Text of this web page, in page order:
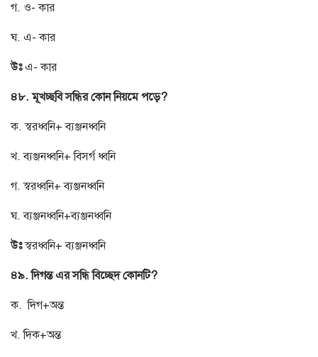
গ. ও- কার
ঘ. এ- কার
উঃ এ- কার
৪৮. মূখচ্ছবি সন্ধির কোন নিয়মে পড়ে?
ক. স্বরধ্বনি+ ব্যঞ্জনধ্বনি
খ. ব্যঞ্জনধ্বনি+ বিসর্গ ধ্বনি
গ. স্বরধ্বনি+ ব্যঞ্জনধ্বনি
ঘ. ব্যঞ্জনধ্বনি+ব্যঞ্জনধ্বনি
উঃস্বরধ্বনি+ ব্যঞ্জনধ্বনি
৪৯. দিগন্ত এর সন্ধি বিচ্ছেদ কোনটি?
ক. দিগ+অন্ত
খ. দিক+অন্ত